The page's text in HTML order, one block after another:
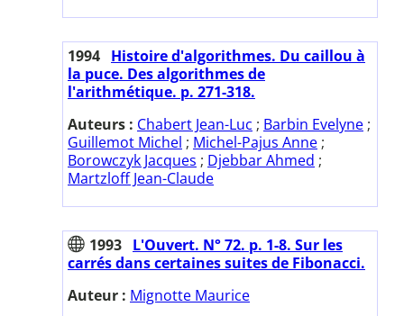
1994 Histoire d'algorithmes. Du caillou à
la puce. Des algorithmes de
l'arithmétique. p. 271-318.
Auteurs : Chabert Jean-Luc ; Barbin Evelyne ;
Guillemot Michel ; Michel-Pajus Anne ;
Borowczyk Jacques ; Djebbar Ahmed ;
Martzloff Jean-Claude
1993 L'Ouvert. N° 72. p. 1-8. Sur les
carrés dans certaines suites de Fibonacci.
Auteur : Mignotte Maurice